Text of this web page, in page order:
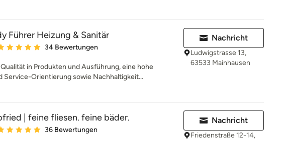
Führer Heizung & Sanitär
Bewertung: 5 von 5 Sternen
34 Bewertungen
in Produkten und Ausführung, eine hohe
Service-Orientierung sowie Nachhaltigkeit...
Nachricht
Ludwigstrasse 13,
63533 Mainhausen
| feine fliesen. feine bäder.
Bewertung: 4.9 von 5 Sternen
36 Bewertungen
Nachricht
Friedenstraße 12-14,